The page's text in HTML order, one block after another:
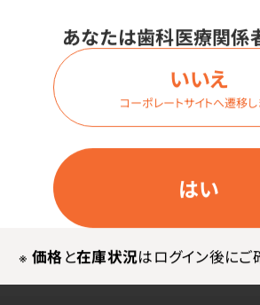
あなたは歯科医療関係
はい
いいえ
コーポレートサイトへ遷移し
※ 価格と在庫状況はログイン後にご
価格はログイン後表示
ログイン
商品詳細